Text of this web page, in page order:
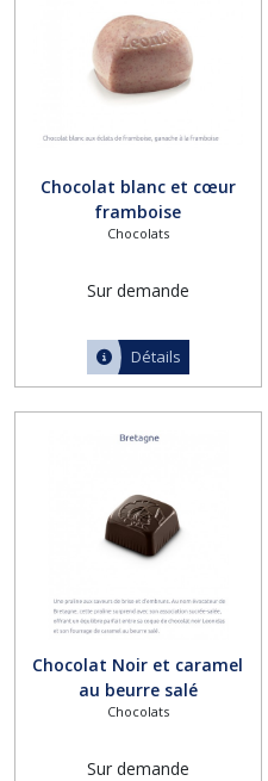
Chocolat blanc et cœur
framboise
Chocolats
Sur demande
Détails
Chocolat Noir et caramel
au beurre salé
Chocolats
Sur demande